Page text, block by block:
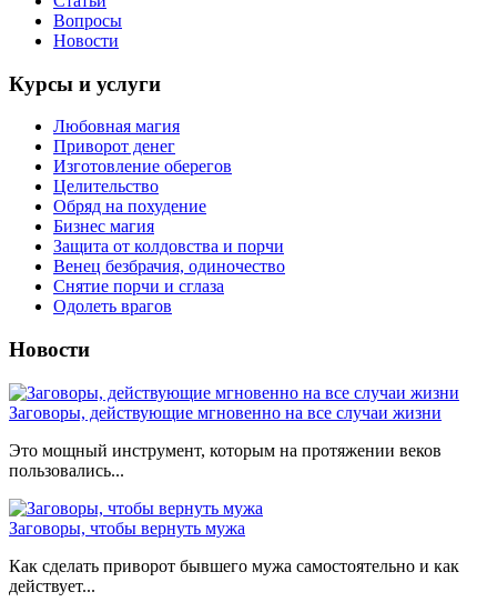
Вопросы
Новости
Курсы и услуги
Любовная магия
Приворот денег
Изготовление оберегов
Целительство
Обряд на похудение
Бизнес магия
Защита от колдовства и порчи
Венец безбрачия, одиночество
Снятие порчи и сглаза
Одолеть врагов
Новости
Заговоры, действующие мгновенно на все случаи жизни
Это мощный инструмент, которым на протяжении веков
пользовались...
Заговоры, чтобы вернуть мужа
Как сделать приворот бывшего мужа самостоятельно и как
действует...